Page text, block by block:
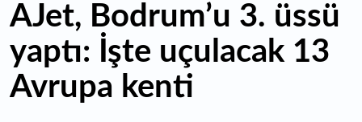
AJet, Bodrum’u 3. üssü
yaptı: İşte uçulacak 13
Avrupa kenti